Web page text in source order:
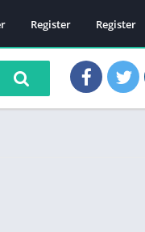
Register Register